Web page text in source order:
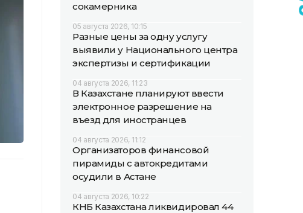
сокамерника
05 августа 2026, 10:15
Разные цены за одну услугу
выявили у Национального центра
экспертизы и сертификации
04 августа 2026, 11:23
В Казахстане планируют ввести
электронное разрешение на
въезд для иностранцев
04 августа 2026, 11:12
Организаторов финансовой
пирамиды с автокредитами
осудили в Астане
04 августа 2026, 10:22
КНБ Казахстана ликвидировал 44